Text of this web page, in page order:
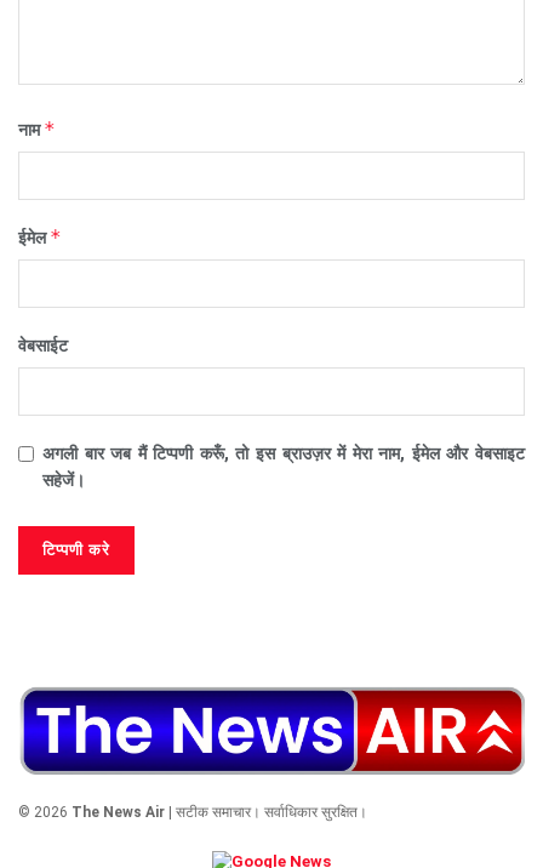
नाम*
ईमेल*
वेबसाईट
अगली बार जब मैं टिप्पणी करूँ, तो इस ब्राउज़र में मेरा नाम, ईमेल और वेबसाइट
सहेजें।
© 2026 The News Air | सटीक समाचार। सर्वाधिकार सुरक्षित।